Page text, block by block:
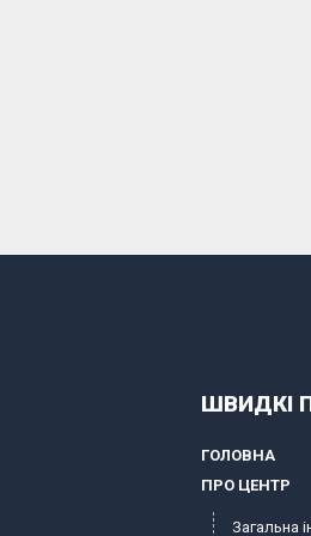
ШВИДКІ
ГОЛОВНА
ПРО ЦЕНТР
Загальна